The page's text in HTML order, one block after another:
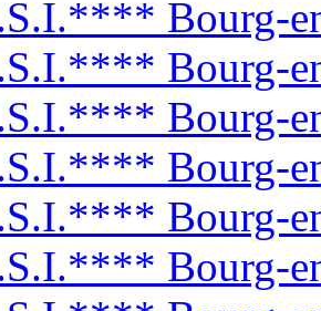
Bourg-
Bourg-
Bourg-
Bourg-
Bourg-
Bourg-